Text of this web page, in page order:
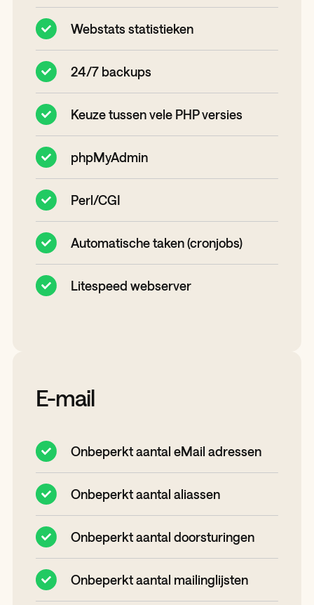
Webstats statistieken
24/7 backups
Keuze tussen vele PHP versies
phpMyAdmin
Perl/CGI
Automatische taken (cronjobs)
Litespeed webserver
E-mail
Onbeperkt aantal eMail adressen
Onbeperkt aantal aliassen
Onbeperkt aantal doorsturingen
Onbeperkt aantal mailinglijsten